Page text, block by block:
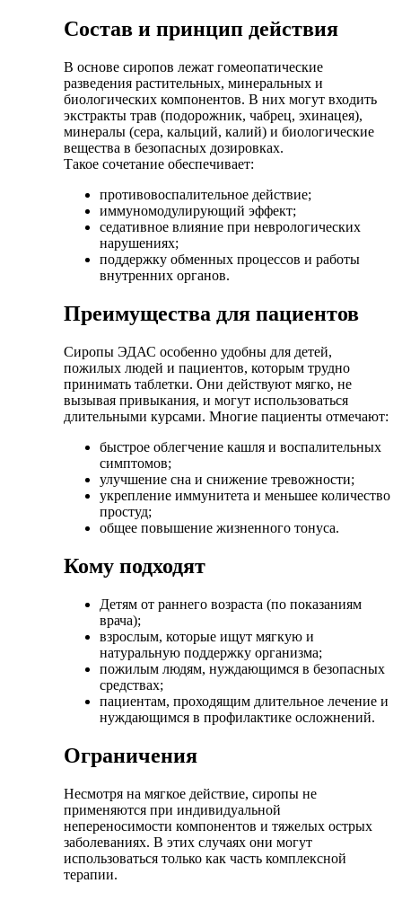
Состав и принцип действия
В основе сиропов лежат гомеопатические
разведения растительных, минеральных и
биологических компонентов. В них могут входить
экстракты трав (подорожник, чабрец, эхинацея),
минералы (сера, кальций, калий) и биологические
вещества в безопасных дозировках.
Такое сочетание обеспечивает:
противовоспалительное действие;
иммуномодулирующий эффект;
седативное влияние при неврологических
нарушениях;
поддержку обменных процессов и работы
внутренних органов.
Преимущества для пациентов
Сиропы ЭДАС особенно удобны для детей,
пожилых людей и пациентов, которым трудно
принимать таблетки. Они действуют мягко, не
вызывая привыкания, и могут использоваться
длительными курсами. Многие пациенты отмечают:
быстрое облегчение кашля и воспалительных
симптомов;
улучшение сна и снижение тревожности;
укрепление иммунитета и меньшее количество
простуд;
общее повышение жизненного тонуса.
Кому подходят
Детям от раннего возраста (по показаниям
врача);
взрослым, которые ищут мягкую и
натуральную поддержку организма;
пожилым людям, нуждающимся в безопасных
средствах;
пациентам, проходящим длительное лечение и
нуждающимся в профилактике осложнений.
Ограничения
Несмотря на мягкое действие, сиропы не
применяются при индивидуальной
непереносимости компонентов и тяжелых острых
заболеваниях. В этих случаях они могут
использоваться только как часть комплексной
терапии.